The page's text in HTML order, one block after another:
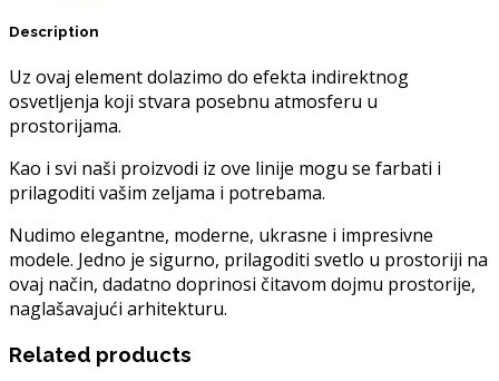
Description
Uz ovaj element dolazimo do efekta indirektnog
osvetljenja koji stvara posebnu atmosferu u
prostorijama.
Kao i svi naši proizvodi iz ove linije mogu se farbati i
prilagoditi vašim zeljama i potrebama.
Nudimo elegantne, moderne, ukrasne i impresivne
modele. Jedno je sigurno, prilagoditi svetlo u prostoriji na
ovaj način, dadatno doprinosi čitavom dojmu prostorije,
naglašavajući arhitekturu.
Related products